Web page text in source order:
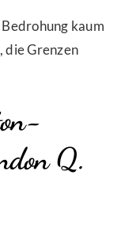
kaum
die Grenzen
Q.